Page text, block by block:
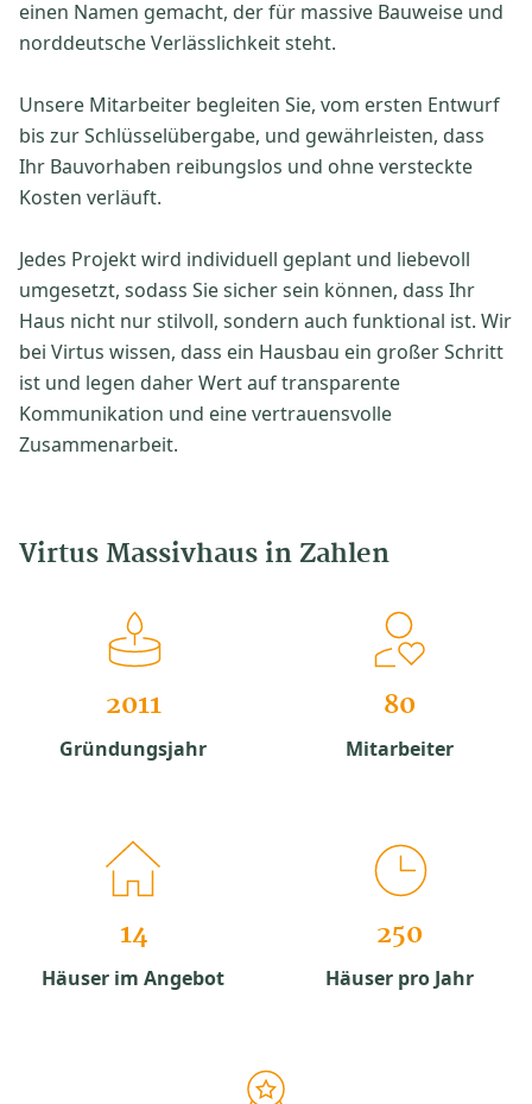
einen Namen gemacht, der für massive Bauweise und
norddeutsche Verlässlichkeit steht.
Unsere Mitarbeiter begleiten Sie, vom ersten Entwurf
bis zur Schlüsselübergabe, und gewährleisten, dass
Ihr Bauvorhaben reibungslos und ohne versteckte
Kosten verläuft.
Jedes Projekt wird individuell geplant und liebevoll
umgesetzt, sodass Sie sicher sein können, dass Ihr
Haus nicht nur stilvoll, sondern auch funktional ist. Wir
bei Virtus wissen, dass ein Hausbau ein großer Schritt
ist und legen daher Wert auf transparente
Kommunikation und eine vertrauensvolle
Zusammenarbeit.
Virtus Massivhaus in Zahlen
2011
Gründungsjahr
80
Mitarbeiter
14
Häuser im Angebot
250
Häuser pro Jahr